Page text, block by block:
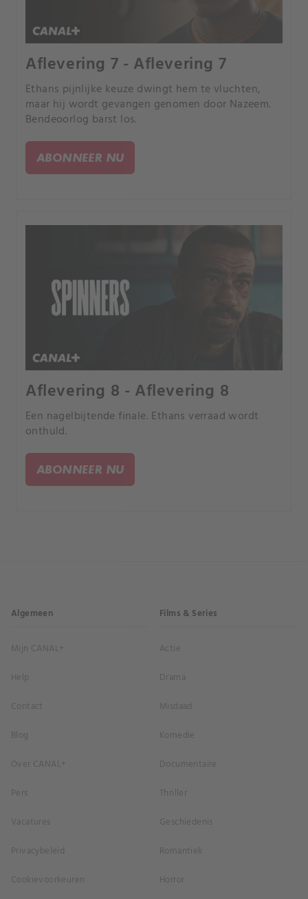
Aflevering 7 - Aflevering 7
Ethans pijnlijke keuze dwingt hem te vluchten,
maar hij wordt gevangen genomen door Nazeem.
Bendeoorlog barst los.
ABONNEER NU
Aflevering 8 - Aflevering 8
Een nagelbijtende finale. Ethans verraad wordt
onthuld.
ABONNEER NU
Algemeen
Mijn CANAL+
Help
Contact
Blog
Over CANAL+
Pers
Vacatures
Privacybeleid
Cookievoorkeuren
Films & Series
Actie
Drama
Misdaad
Komedie
Documentaire
Thriller
Geschiedenis
Romantiek
Horror